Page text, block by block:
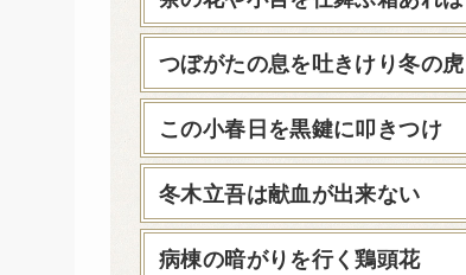
つぼがたの息を吐きけり冬の虎
この小春日を黒鍵に叩きつけ
冬木立吾は献血が出来ない
病棟の暗がりを行く鶏頭花